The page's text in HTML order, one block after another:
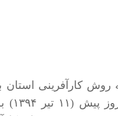
روش کارآفرینی